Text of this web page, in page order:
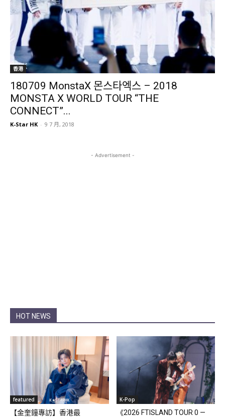
香港
180709 MonstaX 몬스타엑스 – 2018
MONSTA X WORLD TOUR “THE
CONNECT”...
K-Star HK - 9 7 月, 2018
- Advertisement -
HOT NEWS
featured
【金奎鐘專訪】香港最
K-Pop
《2026 FTISLAND TOUR 0 —